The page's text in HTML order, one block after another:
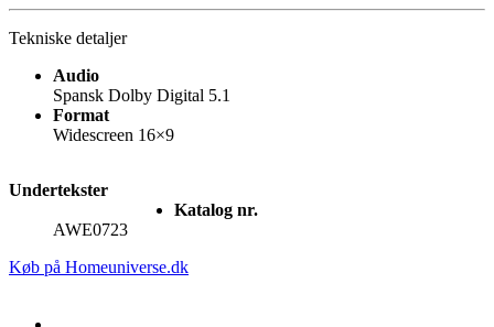
Tekniske detaljer
Audio
Spansk Dolby Digital 5.1
Format
Widescreen 16×9
Undertekster
Katalog nr.
AWE0723
Køb på Homeuniverse.dk